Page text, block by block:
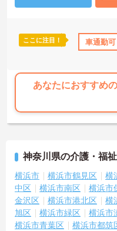
研修制度あり 産休･育
ここに注目！ 車通勤可
あなたにおすすめ
神奈川県の介護・福
横浜市 横浜市鶴見区 横
中区
横浜市南区 横浜市
金沢区
横浜市港北区 横
旭区
横浜市緑区 横浜市
横浜市青葉区
横浜市都筑